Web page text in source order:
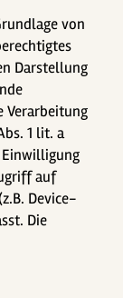
von
Darstellung
Verarbeitung
1 lit. a
Einwilligung
auf
Device-
Die